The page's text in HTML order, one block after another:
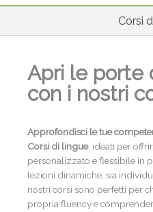
Corsi
Apri le porte
con i nostri
Approfondisci le tue
Corsi di lingue, ideati per
personalizzato e flessibile in
lezioni dinamiche, sia
nostri corsi sono perfetti per
propria fluency e